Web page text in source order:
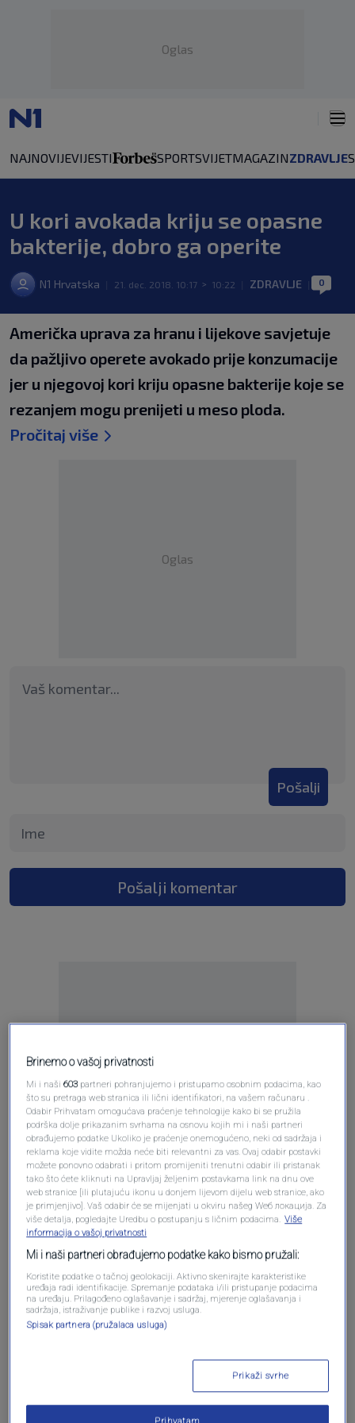
Oglas
NAJNOVIJEVIJESTI SPORTSVIJETMAGAZINZDRAVLJE
U kori avokada kriju se opasne
bakterije, dobro ga operite
N1 Hrvatska 21. dec. 2018. 10:17 > 10:22 ZDRAVLJE 0
Američka uprava za hranu i lijekove savjetuje
da pažljivo operete avokado prije konzumacije
jer u njegovoj kori kriju opasne bakterije koje se
rezanjem mogu prenijeti u meso ploda.
Pročitaj više
Oglas
Pošalji
Pošalji komentar
Oglas
Brinemo o vašoj privatnosti
Mi i naši603 partneri pohranjujemo i pristupamo osobnim podacima, kao
što su pretraga web stranica ili lični identifikatori, na vašem računaru .
Odabir Prihvatam omogućava praćenje tehnologije kako bi se pružila
podrška dolje prikazanim svrhama na osnovu kojih mi i naši partneri
obrađujemo podatke Ukoliko je praćenje onemogućeno, neki od sadržaja i
reklama koje vidite možda neće biti relevantni za vas. Ovaj odabir postavki
možete ponovno odabrati i pritom promijeniti trenutni odabir ili pristanak
tako što ćete kliknuti na Upravljaj željenim postavkama link na dnu ove
web stranice [ili plutajuću ikonu u donjem lijevom dijelu web stranice, ako
je primjenjivo]. Vaš odabir će se mijenjati u okviru našeg Wеб локација. Za
više detalja, pogledajte Uredbu o postupanju s ličnim podacima. Više
informacija o vašoj privatnosti
Mi i naši partneri obrađujemo podatke kako bismo pružali:
Koristite podatke o tačnoj geolokaciji. Aktivno skenirajte karakteristike
uređaja radi identifikacije. Spremanje podataka i/ili pristupanje podacima
na uređaju. Prilagođeno oglašavanje i sadržaj, mjerenje oglašavanja i
sadržaja, istraživanje publike i razvoj usluga.
Spisak partnera (pružalaca usluga)
Prikaži svrhe
Prihvatam